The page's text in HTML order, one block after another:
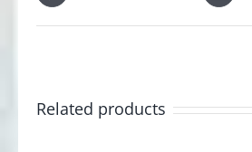
Related products